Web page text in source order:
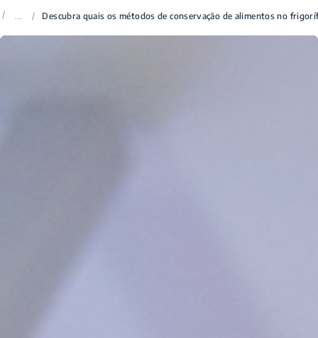
/ ... / Descubra quais os métodos de conservação de alimentos no